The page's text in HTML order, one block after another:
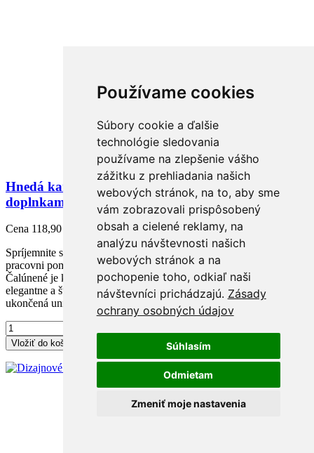
Používame cookies
Súbory cookie a ďalšie
technológie sledovania
používame na zlepšenie vášho
zážitku z prehliadania našich
webových stránok, na to, aby sme
vám zobrazovali prispôsobený
obsah a cielené reklamy, na
analýzu návštevnosti našich
webových stránok a na
pochopenie toho, odkiaľ naši
návštevníci prichádzajú. Zásady
ochrany osobných údajov
Súhlasím
Odmietam
Zmeniť moje nastavenia
Hnedá kancelárska stolička s chrómovými
doplnkami, ADMON
Cena 118,90 €
Spríjemnite si každodenné sedenie v kancelárii alebo domácej
pracovni pomocou pohodlného kancelárskeho kresla ADMOND.
Čalúnené je kvalitnou ekokožou v hnedej camel farbe, preto pôsobí
elegantne a štýlovo. Konštrukcia z kovu v chrómovom prevedení je
ukončená univerzálnymi kolieskami, ktoré sú...
Vložiť do košíka